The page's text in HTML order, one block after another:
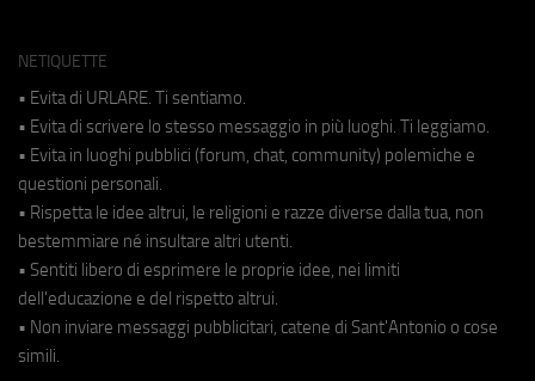
NETIQUETTE
• Evita di URLARE. Ti sentiamo.
• Evita di scrivere lo stesso messaggio in più luoghi. Ti leggiamo.
• Evita in luoghi pubblici (forum, chat, community) polemiche e
questioni personali.
• Rispetta le idee altrui, le religioni e razze diverse dalla tua, non
bestemmiare né insultare altri utenti.
• Sentiti libero di esprimere le proprie idee, nei limiti
dell'educazione e del rispetto altrui.
• Non inviare messaggi pubblicitari, catene di Sant'Antonio o cose
simili.